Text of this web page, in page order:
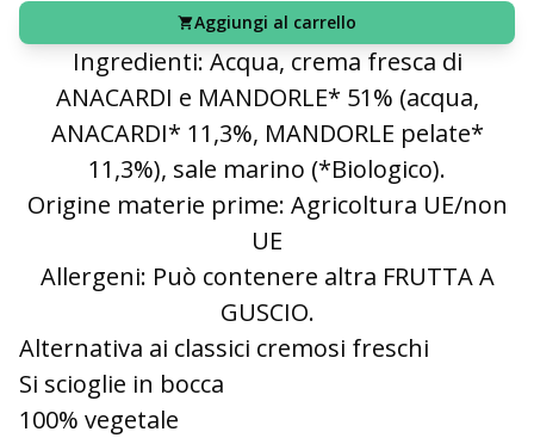
Aggiungi al carrello
Ingredienti: Acqua, crema fresca di
ANACARDI e MANDORLE* 51% (acqua,
ANACARDI* 11,3%, MANDORLE pelate*
11,3%), sale marino (*Biologico).
Origine materie prime: Agricoltura UE/non
UE
Allergeni: Può contenere altra FRUTTA A
GUSCIO.
Alternativa ai classici cremosi freschi
Si scioglie in bocca
100% vegetale